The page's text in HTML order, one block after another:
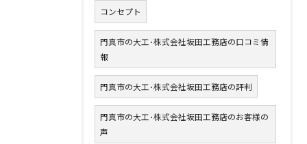
コンセプト
門真市の大工･株式会社坂田工務店の口コミ情
報
門真市の大工･株式会社坂田工務店の評判
門真市の大工･株式会社坂田工務店のお客様の
声